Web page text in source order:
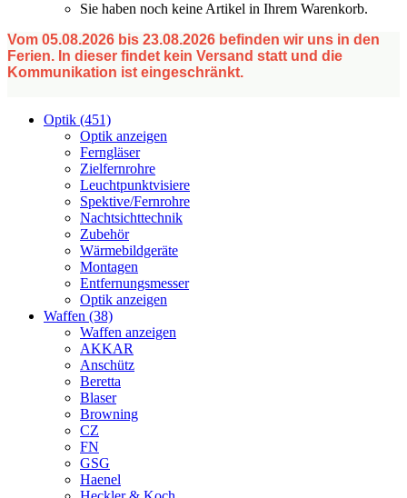
Sie haben noch keine Artikel in Ihrem Warenkorb.
Vom 05.08.2026 bis 23.08.2026 befinden wir uns in den
Ferien. In dieser findet kein Versand statt und die
Kommunikation ist eingeschränkt.
Optik (451)
Optik anzeigen
Ferngläser
Zielfernrohre
Leuchtpunktvisiere
Spektive/Fernrohre
Nachtsichttechnik
Zubehör
Wärmebildgeräte
Montagen
Entfernungsmesser
Optik anzeigen
Waffen (38)
Waffen anzeigen
AKKAR
Anschütz
Beretta
Blaser
Browning
CZ
FN
GSG
Haenel